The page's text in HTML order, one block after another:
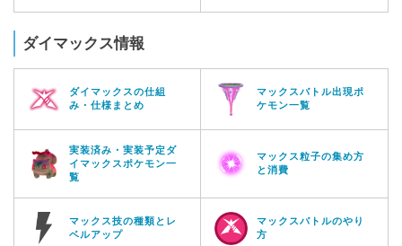
ダイマックス情報
ダイマックスの仕組
み・仕様まとめ
マックスバトル出現ポ
ケモン一覧
実装済み・実装予定ダ
イマックスポケモン一
覧
マックス粒子の集め方
と消費
マックス技の種類とレ
ベルアップ
マックスバトルのやり
方